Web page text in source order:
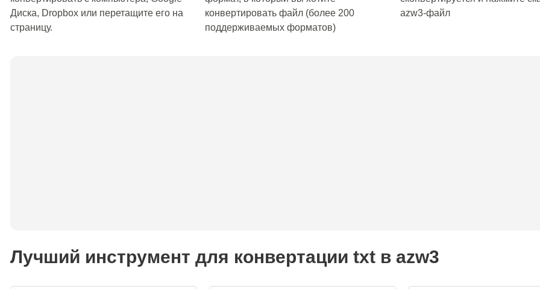
Диска, Dropbox или перетащите его на
страницу.
конвертировать файл (более 200
поддерживаемых форматов)
azw3-файл
Лучший инструмент для конвертации txt в azw3